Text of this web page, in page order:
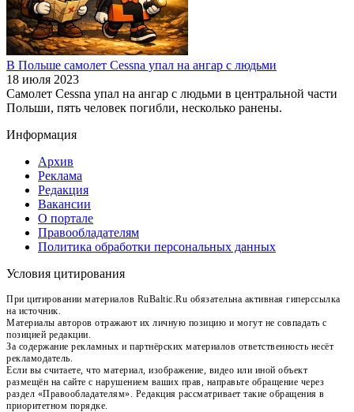
В Польше самолет Cessna упал на ангар с людьми
18 июля 2023
Самолет Cessna упал на ангар с людьми в центральной части
Польши, пять человек погибли, несколько ранены.
Информация
Архив
Реклама
Редакция
Вакансии
О портале
Правообладателям
Политика обработки персональных данных
Условия цитирования
При цитировании материалов RuBaltic.Ru обязательна активная гиперссылка
на источник.
Материалы авторов отражают их личную позицию и могут не совпадать с
позицией редакции.
За содержание рекламных и партнёрских материалов ответственность несёт
рекламодатель.
Если вы считаете, что материал, изображение, видео или иной объект
размещён на сайте с нарушением ваших прав, направьте обращение через
раздел «Правообладателям». Редакция рассматривает такие обращения в
приоритетном порядке.